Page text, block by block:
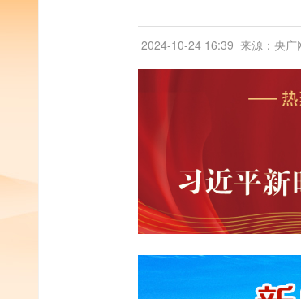
2024-10-24 16:39 来源：央广